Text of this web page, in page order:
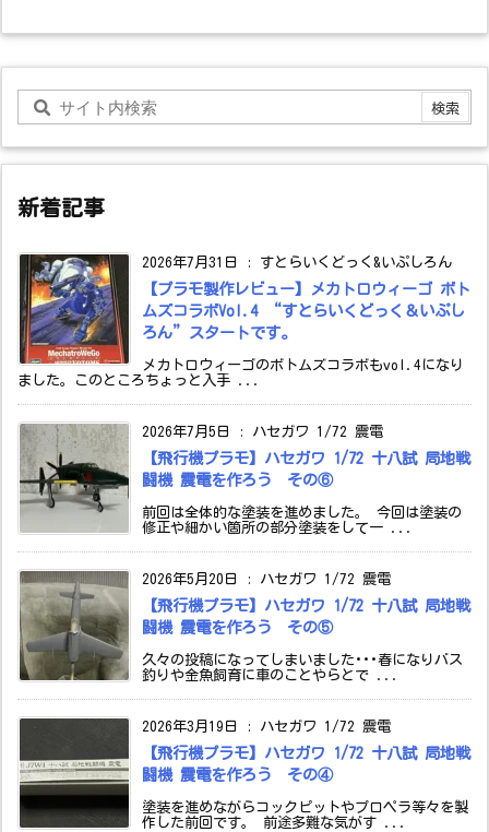
新着記事
2026年7月31日 : すとらいくどっく&いぷしろん
【プラモ製作レビュー】メカトロウィーゴ ボト
ムズコラボVol.4 “すとらいくどっく＆いぷし
ろん”スタートです。
メカトロウィーゴのボトムズコラボもvol.4になり
ました。このところちょっと入手 ...
2026年7月5日 : ハセガワ 1/72 震電
【飛行機プラモ】ハセガワ 1/72 十八試 局地戦
闘機 震電を作ろう その⑥
前回は全体的な塗装を進めました。 今回は塗装の
修正や細かい箇所の部分塗装をして一 ...
2026年5月20日 : ハセガワ 1/72 震電
【飛行機プラモ】ハセガワ 1/72 十八試 局地戦
闘機 震電を作ろう その⑤
久々の投稿になってしまいました･･･春になりバス
釣りや金魚飼育に車のことやらとで ...
2026年3月19日 : ハセガワ 1/72 震電
【飛行機プラモ】ハセガワ 1/72 十八試 局地戦
闘機 震電を作ろう その④
塗装を進めながらコックピットやプロペラ等々を製
作した前回です。 前途多難な気がす ...